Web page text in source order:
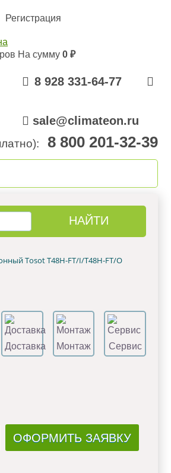
Регистрация
На сумму 0 ₽
8 928 331-64-77
sale@climateon.ru
8 800 201-32-39
Tosot Т48H-FT/I/Т48H-FT/O
Доставка Монтаж Сервис
ОФОРМИТЬ ЗАЯВКУ